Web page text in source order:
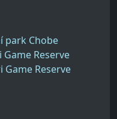
park Chobe
Reserve
Game Reserve